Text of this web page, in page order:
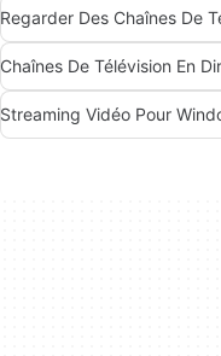
Streaming Vidéo Pour